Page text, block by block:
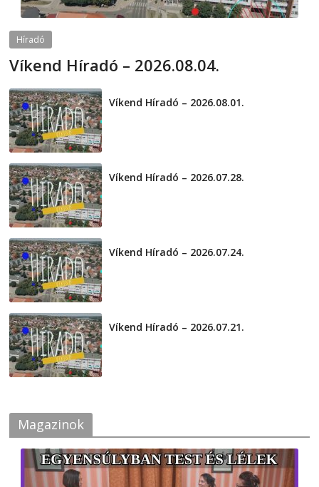
Híradó
Víkend Híradó – 2026.08.04.
Víkend Híradó – 2026.08.01.
Víkend Híradó – 2026.07.28.
Víkend Híradó – 2026.07.24.
Víkend Híradó – 2026.07.21.
Magazinok